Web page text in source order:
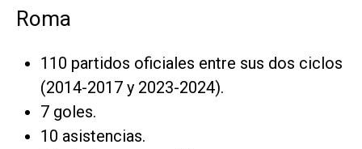
Roma
110 partidos oficiales entre sus dos ciclos
(2014-2017 y 2023-2024).
7 goles.
10 asistencias.